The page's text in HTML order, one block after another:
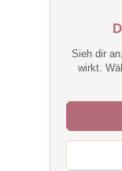
Sieh dir
wirkt.